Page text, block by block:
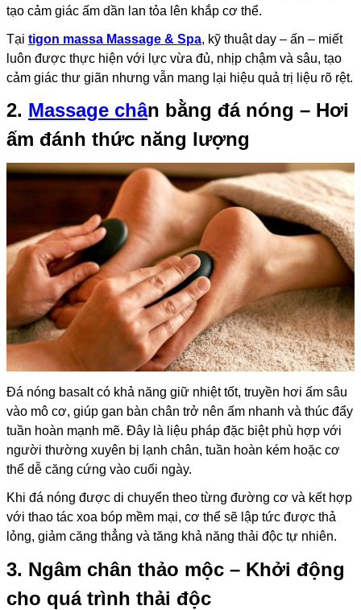
tạo cảm giác ấm dần lan tỏa lên khắp cơ thể.
Tại tigon massa Massage & Spa, kỹ thuật day – ấn – miết
luôn được thực hiện với lực vừa đủ, nhịp chậm và sâu, tạo
cảm giác thư giãn nhưng vẫn mang lại hiệu quả trị liệu rõ rệt.
2. Massage chân bằng đá nóng – Hơi
ấm đánh thức năng lượng
Đá nóng basalt có khả năng giữ nhiệt tốt, truyền hơi ấm sâu
vào mô cơ, giúp gan bàn chân trở nên ấm nhanh và thúc đẩy
tuần hoàn mạnh mẽ. Đây là liệu pháp đặc biệt phù hợp với
người thường xuyên bị lạnh chân, tuần hoàn kém hoặc cơ
thể dễ căng cứng vào cuối ngày.
Khi đá nóng được di chuyển theo từng đường cơ và kết hợp
với thao tác xoa bóp mềm mại, cơ thể sẽ lập tức được thả
lỏng, giảm căng thẳng và tăng khả năng thải độc tự nhiên.
3. Ngâm chân thảo mộc – Khởi động
cho quá trình thải độc